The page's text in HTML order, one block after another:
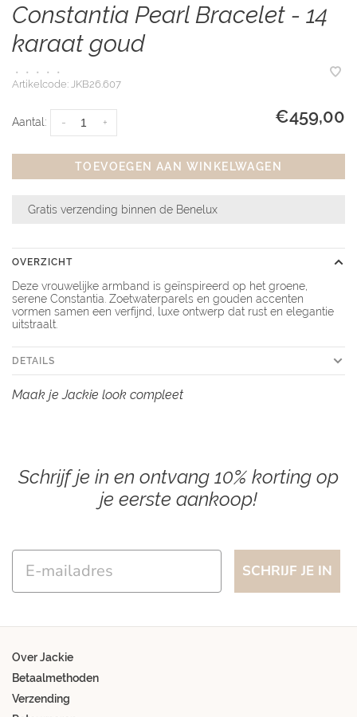
Constantia Pearl Bracelet - 14
karaat goud
• • • •
•
Artikelcode: JKB26.607
Aantal: +
- €459,00
TOEVOEGEN AAN WINKELWAGEN
Gratis verzending binnen de Benelux
OVERZICHT
Deze vrouwelijke armband is geïnspireerd op het groene,
serene Constantia. Zoetwaterparels en gouden accenten
vormen samen een verfijnd, luxe ontwerp dat rust en elegantie
uitstraalt.
DETAILS
Maak je Jackie look compleet
Schrijf je in en ontvang 10% korting op
je eerste aankoop!
Email
SCHRIJF JE IN
Over Jackie
Betaalmethoden
Verzending